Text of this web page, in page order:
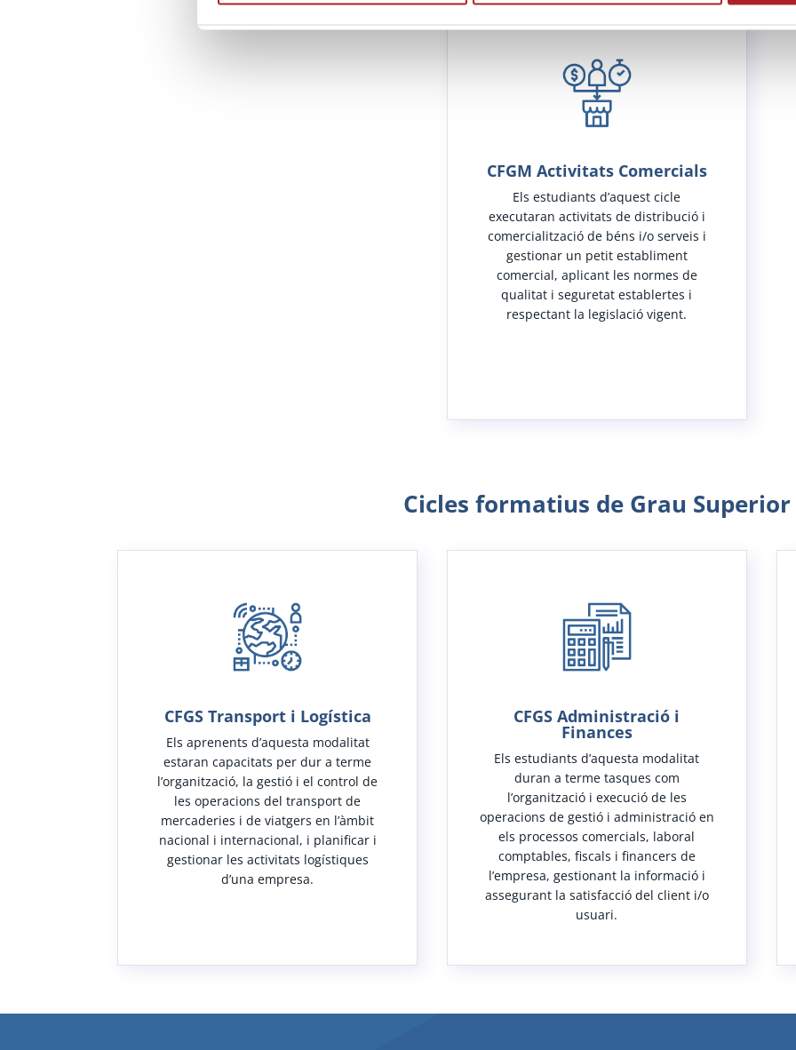
CFGM Activitats Comercials
Els estudiants d’aquest cicle
executaran activitats de distribució i
comercialització de béns i/o serveis i
gestionar un petit establiment
comercial, aplicant les normes de
qualitat i seguretat establertes i
respectant la legislació vigent.
Cicles formatius de Grau Superior
CFGS Transport i Logística
Els aprenents d’aquesta modalitat
estaran capacitats per dur a terme
l’organització, la gestió i el control de
les operacions del transport de
mercaderies i de viatgers en l’àmbit
nacional i internacional, i planificar i
gestionar les activitats logístiques
d’una empresa.
CFGS Administració i
Finances
Els estudiants d’aquesta modalitat
duran a terme tasques com
l’organització i execució de les
operacions de gestió i administració en
els processos comercials, laboral
comptables, fiscals i financers de
l’empresa, gestionant la informació i
assegurant la satisfacció del client i/o
usuari.